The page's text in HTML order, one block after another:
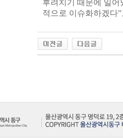
후려치기 때문에 일어
적으로 이슈화하겠다